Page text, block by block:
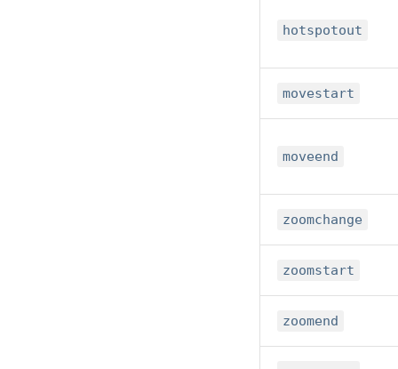
hotspotout
movestart
moveend
zoomchange
zoomstart
zoomend